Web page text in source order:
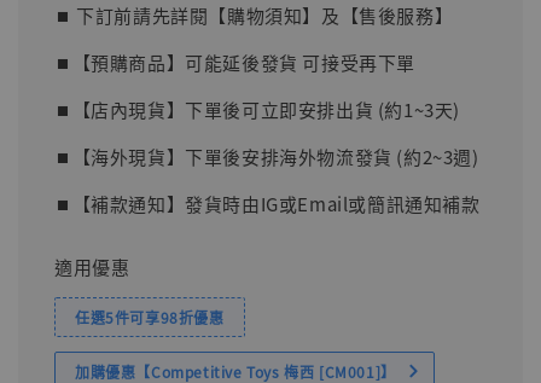
⏹︎ 下訂前請先詳閱【購物須知】及【售後服務】
⏹︎【預購商品】可能延後發貨 可接受再下單
⏹︎【店內現貨】下單後可立即安排出貨 (約1~3天)
⏹︎【海外現貨】下單後安排海外物流發貨 (約2~3週)
⏹︎【補款通知】發貨時由IG或Email或簡訊通知補款
適用優惠
任選5件可享98折優惠
加購優惠【Competitive Toys 梅西 [CM001]】